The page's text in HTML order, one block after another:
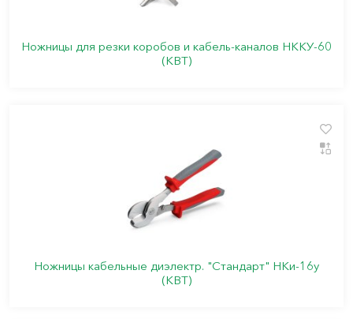
Ножницы для резки коробов и кабель-каналов НККУ-60
(КВТ)
Ножницы кабельные диэлектр. "Стандарт" НКи-16у
(КВТ)